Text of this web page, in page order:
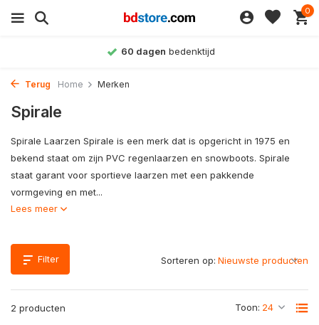
0
60 dagen bedenktijd
Terug Home Merken
Spirale
Spirale Laarzen Spirale is een merk dat is opgericht in 1975 en
bekend staat om zijn PVC regenlaarzen en snowboots. Spirale
staat garant voor sportieve laarzen met een pakkende
vormgeving en met...
Lees meer
Filter
2 producten Toon:
Sorteren op: